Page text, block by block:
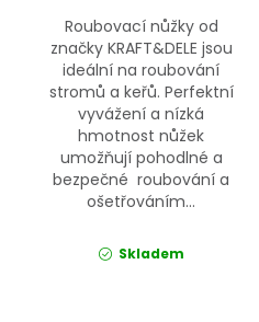
Roubovací nůžky od
značky KRAFT&DELE jsou
ideální na roubování
stromů a keřů. Perfektní
vyvážení a nízká
hmotnost nůžek
umožňují pohodlné a
bezpečné roubování a
ošetřováním...
Skladem